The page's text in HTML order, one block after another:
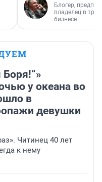
Блогер,
владелец в
бизнесе
у океана во
в
девушки
Читинец 40 лет
к нему